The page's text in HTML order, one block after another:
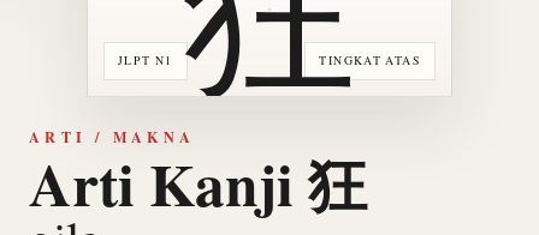
JLPT N1 TINGKAT ATAS
ARTI / MAKNA
Arti Kanji 狂